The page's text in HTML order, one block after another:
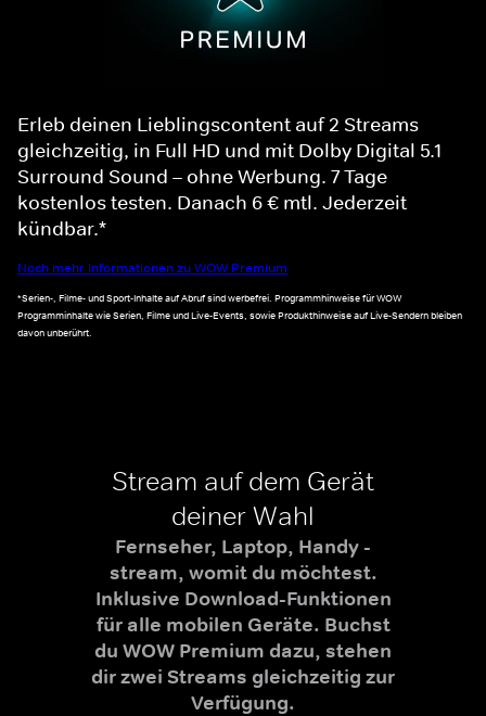
Erleb deinen Lieblingscontent auf 2 Streams
gleichzeitig, in Full HD und mit Dolby Digital 5.1
Surround Sound – ohne Werbung. 7 Tage
kostenlos testen. Danach 6 € mtl. Jederzeit
kündbar.*
Noch mehr Informationen zu WOW Premium
*Serien-, Filme- und Sport-Inhalte auf Abruf sind werbefrei. Programmhinweise für WOW
Programminhalte wie Serien, Filme und Live-Events, sowie Produkthinweise auf Live-Sendern bleiben
davon unberührt.
Stream auf dem Gerät
deiner Wahl
Fernseher, Laptop, Handy -
stream, womit du möchtest.
Inklusive Download-Funktionen
für alle mobilen Geräte. Buchst
du WOW Premium dazu, stehen
dir zwei Streams gleichzeitig zur
Verfügung.